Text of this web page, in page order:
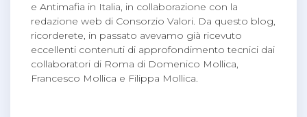
e Antimafia in Italia, in collaborazione con la
redazione web di Consorzio Valori. Da questo blog,
ricorderete, in passato avevamo già ricevuto
eccellenti contenuti di approfondimento tecnici dai
collaboratori di Roma di Domenico Mollica,
Francesco Mollica e Filippa Mollica.